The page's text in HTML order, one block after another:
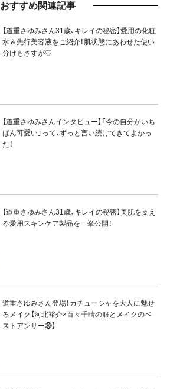
おすすめ関連記事
【道重さゆみさん31歳、キレイの秘密】愛用の化粧
水＆先行美容液をご紹介！肌状態にあわせた使い
分けもさすが♡
【道重さゆみさんインタビュー】「今の自分がいち
ばん可愛い」って、ずっと言い続けてきてよかっ
た！
【道重さゆみさん31歳、キレイの秘密】美肌を支え
る愛用スキンケア製品を一挙公開！
道重さゆみさん登場！カチューシャを大人に魅せ
るメイク【河北裕介×百々千晴の服とメイクのベ
ストアンサー㉚】